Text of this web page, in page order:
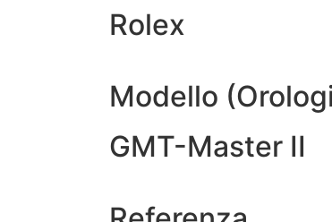
Rolex
Modello
GMT-Master II